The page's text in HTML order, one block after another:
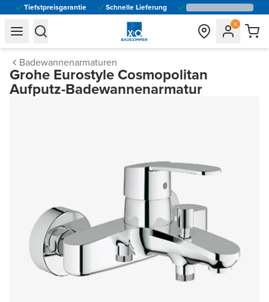
Tiefstpreisgarantie Schnelle Lieferung
general.navigation.toggle_menu.label
general.navigation.toggle_menu.label
Badewannenarmaturen
Grohe Eurostyle Cosmopolitan
Aufputz-Badewannenarmatur